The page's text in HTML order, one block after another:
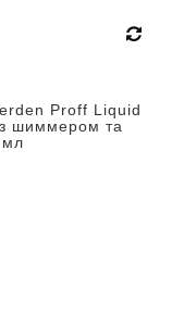
Proff Liquid
шиммером та
мл